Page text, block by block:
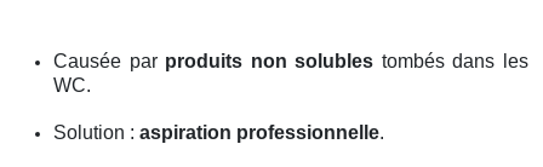
Causée par produits non solubles tombés dans les
WC.
Solution : aspiration professionnelle.